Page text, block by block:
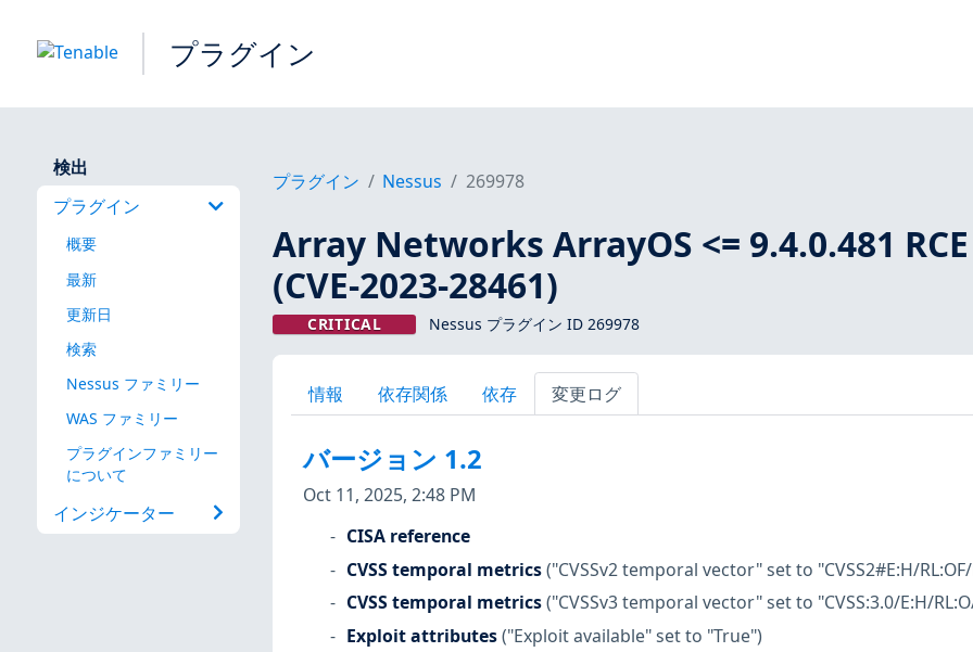
プラグイン
検出
プラグイン
概要
最新
更新日
検索
Nessus ファミリー
WAS ファミリー
プラグインファミリー
について
インジケーター
プラグイン Nessus 269978
Array Networks ArrayOS <= 9.4.0.481 RCE
(CVE-2023-28461)
CRITICAL Nessus プラグイン ID 269978
情報 依存関係 依存 変更ログ
バージョン 1.2
Oct 11, 2025, 2:48 PM
CISA reference
CVSS temporal metrics("CVSSv2 temporal vector" set to "CVSS2#E:H/RL:OF/
CVSS temporal metrics("CVSSv3 temporal vector" set to "CVSS:3.0/E:H/
Exploit attributes("Exploit available" set to "True")